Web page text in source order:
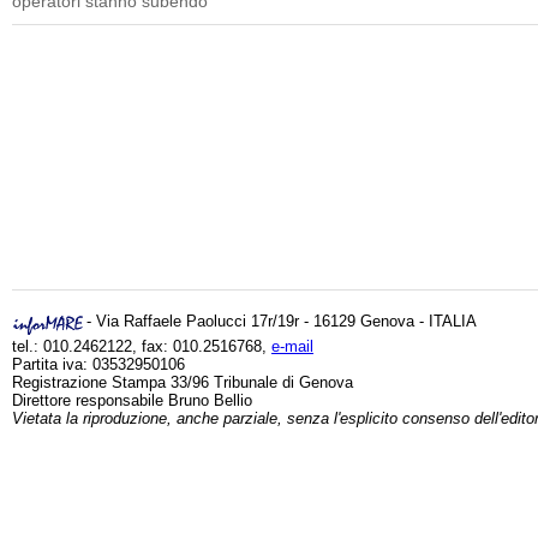
- Via Raffaele Paolucci 17r/19r - 16129 Genova - ITALIA
tel.: 010.2462122, fax: 010.2516768, e-mail
Partita iva: 03532950106
Registrazione Stampa 33/96 Tribunale di Genova
Direttore responsabile Bruno Bellio
Vietata la riproduzione, anche parziale, senza l'esplicito consenso